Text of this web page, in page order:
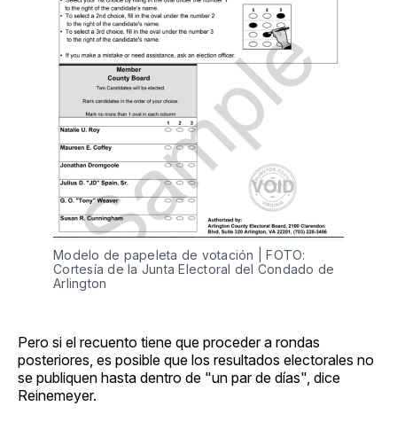
Modelo de papeleta de votación | FOTO:
Cortesía de la Junta Electoral del Condado de
Arlington
Pero si el recuento tiene que proceder a rondas
posteriores, es posible que los resultados electorales no
se publiquen hasta dentro de "un par de días", dice
Reinemeyer.